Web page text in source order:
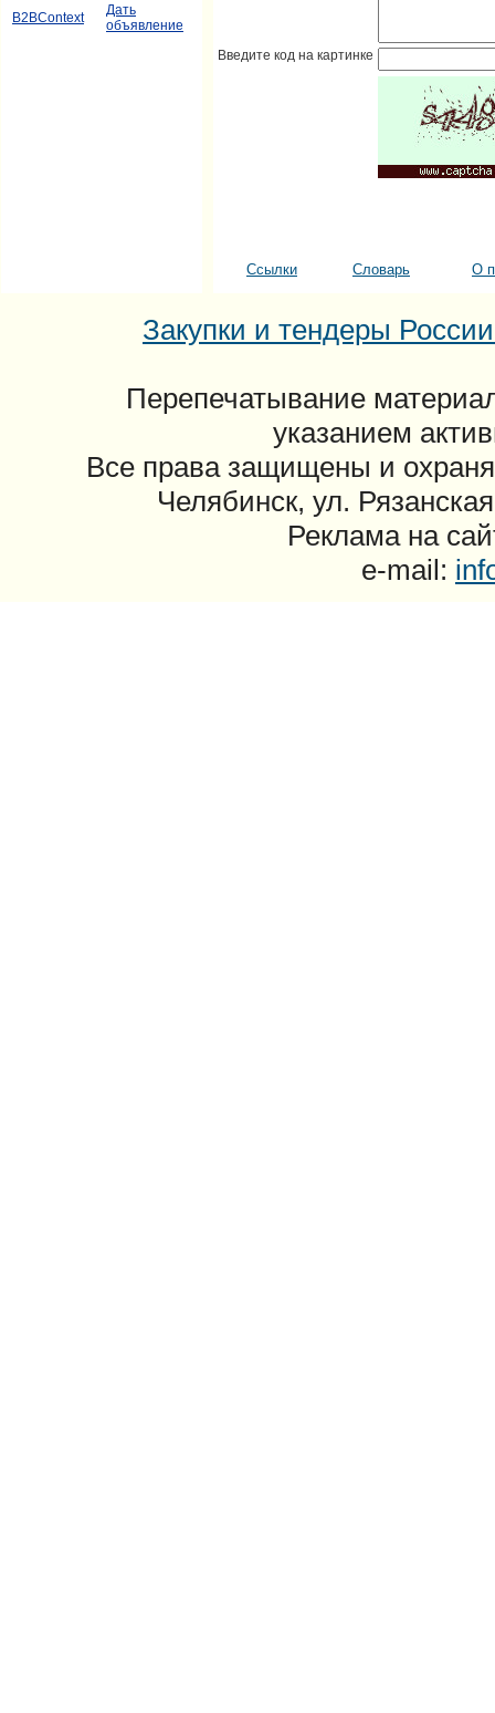
Введите код на картинке
Ссылки Словарь О
B2BContext
Дать
объявление
Закупки и тендеры
Перепечатывание
указанием
Все права защищены и
Челябинск, ул.
Реклама на
e-mail: